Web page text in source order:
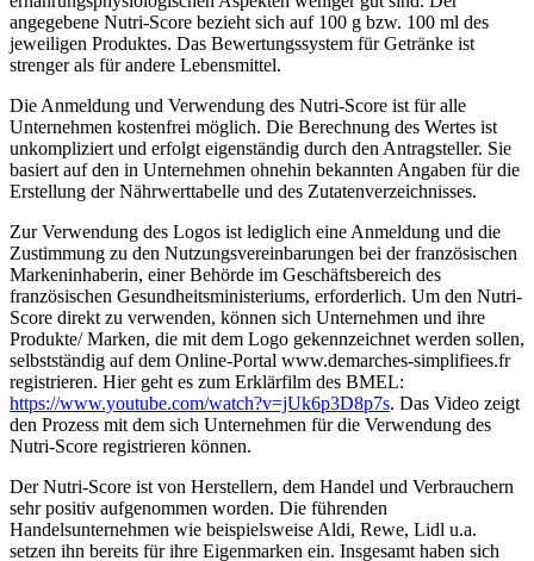
angegebene Nutri-Score bezieht sich auf 100 g bzw. 100 ml des
jeweiligen Produktes. Das Bewertungssystem für Getränke ist
strenger als für andere Lebensmittel.
Die Anmeldung und Verwendung des Nutri-Score ist für alle
Unternehmen kostenfrei möglich. Die Berechnung des Wertes ist
unkompliziert und erfolgt eigenständig durch den Antragsteller. Sie
basiert auf den in Unternehmen ohnehin bekannten Angaben für die
Erstellung der Nährwerttabelle und des Zutatenverzeichnisses.
Zur Verwendung des Logos ist lediglich eine Anmeldung und die
Zustimmung zu den Nutzungsvereinbarungen bei der französischen
Markeninhaberin, einer Behörde im Geschäftsbereich des
französischen Gesundheitsministeriums, erforderlich. Um den Nutri-
Score direkt zu verwenden, können sich Unternehmen und ihre
Produkte/ Marken, die mit dem Logo gekennzeichnet werden sollen,
selbstständig auf dem Online-Portal www.demarches-simplifiees.fr
registrieren. Hier geht es zum Erklärfilm des BMEL:
https://www.youtube.com/watch?v=jUk6p3D8p7s. Das Video zeigt
den Prozess mit dem sich Unternehmen für die Verwendung des
Nutri-Score registrieren können.
Der Nutri-Score ist von Herstellern, dem Handel und Verbrauchern
sehr positiv aufgenommen worden. Die führenden
Handelsunternehmen wie beispielsweise Aldi, Rewe, Lidl u.a.
setzen ihn bereits für ihre Eigenmarken ein. Insgesamt haben sich